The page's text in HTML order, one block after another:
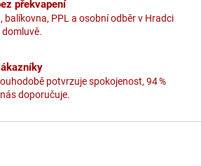
překvapení
balíkovna, PPL a osobní odběr v Hradci
domluvě.
potvrzuje spokojenost, 94 %
doporučuje.